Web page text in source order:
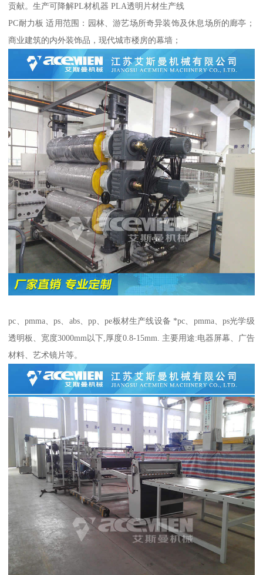
贡献。生产可降解PL材机器 PLA透明片材生产线
PC耐力板 适用范围：园林、游艺场所奇异装饰及休息场所的廊亭；
商业建筑的内外装饰品，现代城市楼房的幕墙；
pc、pmma、ps、abs、pp、pe板材生产线设备 *pc、pmma、ps光学级
透明板、宽度3000mm以下,厚度0.8-15mm. 主要用途:电器屏幕、广告
材料、艺术镜片等。